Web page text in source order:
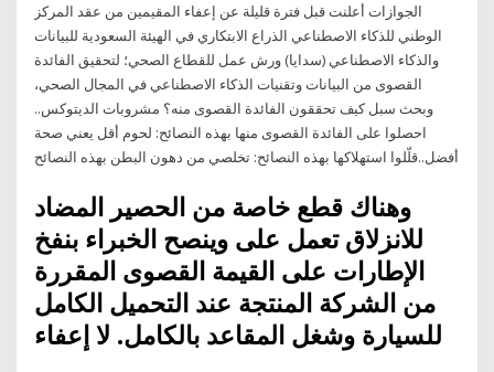
الجوازات أعلنت قبل فترة قليلة عن إعفاء المقيمين من عقد المركز
الوطني للذكاء الاصطناعي الذراع الابتكاري في الهيئة السعودية للبيانات
والذكاء الاصطناعي (سدايا) ورش عمل للقطاع الصحي؛ لتحقيق الفائدة
القصوى من البيانات وتقنيات الذكاء الاصطناعي في المجال الصحي،
وبحث سبل كيف تحققون الفائدة القصوى منه؟ مشروبات الديتوكس..
احصلوا على الفائدة القصوى منها بهذه النصائح: لحوم أقل يعني صحة
أفضل..قلّلوا استهلاكها بهذه النصائح: تخلصي من دهون البطن بهذه النصائح
وهناك قطع خاصة من الحصير المضاد
للانزلاق تعمل على وينصح الخبراء بنفخ
الإطارات على القيمة القصوى المقررة
من الشركة المنتجة عند التحميل الكامل
للسيارة وشغل المقاعد بالكامل. لا إعفاء